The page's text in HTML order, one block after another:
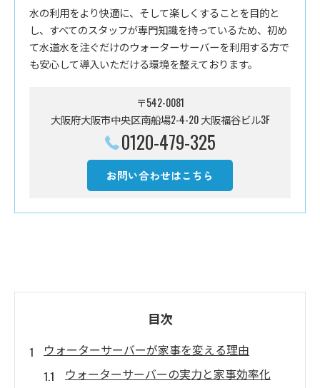
水の利用をより快適に、そして楽しくすることを目的と
し、すべてのスタッフが専門知識を持っているため、初め
て水道水を注ぐだけのウォーターサーバーを利用する方で
も安心して導入いただける環境を整えております。
〒542-0081
大阪府大阪市中央区南船場2-4-20 大阪福谷ビル3F
0120-479-325
お問い合わせはこちら
目次
ウォーターサーバーが家事を変える理由
ウォーターサーバーの実力と家事効率化